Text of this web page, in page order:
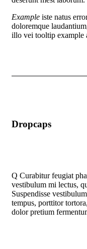
Example iste natus
doloremque
illo vei tooltip example
Dropcaps
Q Curabitur feugiat
vestibulum mi lectus,
Suspendisse
tempus, porttitor
dolor pretium